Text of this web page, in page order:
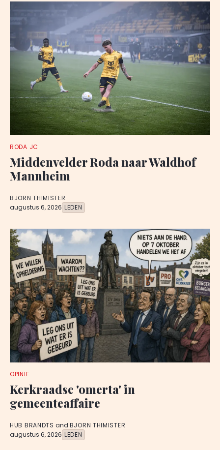
RODA JC
Middenvelder Roda naar Waldhof
Mannheim
BJORN THIMISTER
augustus 6, 2026 LEDEN
OPINIE
Kerkraadse 'omerta' in
gemeenteaffaire
HUB BRANDTS and BJORN THIMISTER
augustus 6, 2026 LEDEN